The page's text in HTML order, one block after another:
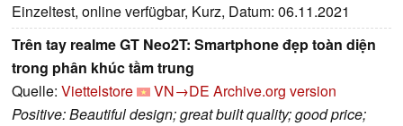
Einzeltest, online verfügbar, Kurz, Datum: 06.11.2021
Trên tay realme GT Neo2T: Smartphone đẹp toàn diện
trong phân khúc tầm trung
Quelle: Viettelstore VN→DE Archive.org version
Positive: Beautiful design; great built quality; good price;